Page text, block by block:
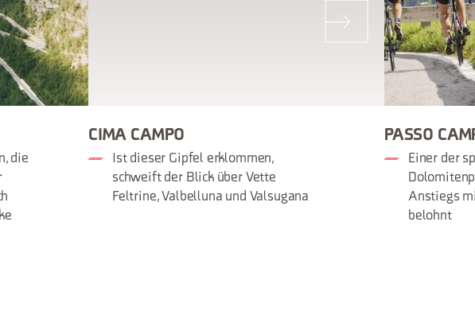
die
CIMA CAMPO
Ist dieser Gipfel erklommen,
schweift der Blick über Vette
Feltrine, Valbelluna und Valsugana
PASSO
Einer der
Anstiegs
belohnt